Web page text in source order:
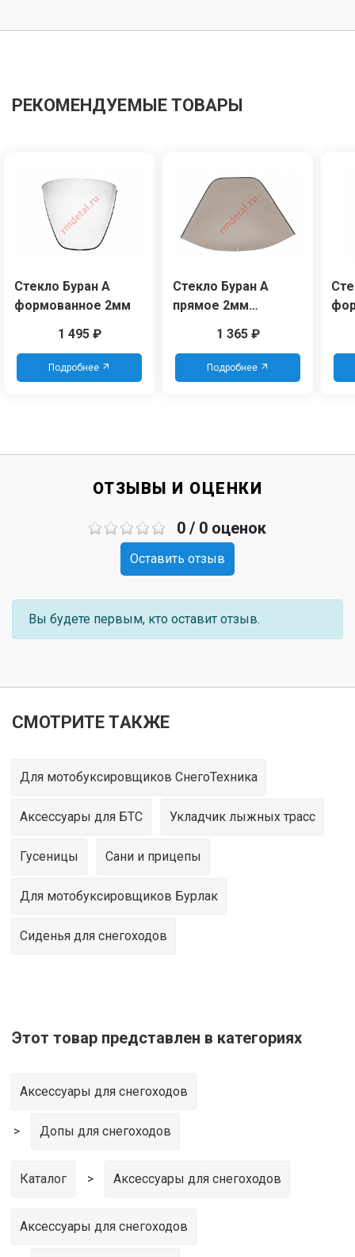
РЕКОМЕНДУЕМЫЕ ТОВАРЫ
Стекло Буран А
формованное 2мм
1 495₽
Подробнее
Стекло Буран А
прямое 2мм
1 365₽
Подробнее
ОТЗЫВЫ И ОЦЕНКИ
0 / 0 оценок
Оставить отзыв
Вы будете первым, кто оставит отзыв.
СМОТРИТЕ ТАКЖЕ
Для мотобуксировщиков СнегоТехника
Аксессуары для БТС Укладчик лыжных трасс
Гусеницы Сани и прицепы
Для мотобуксировщиков Бурлак
Сиденья для снегоходов
Этот товар представлен в категориях
Аксессуары для снегоходов
Допы для снегоходов
Каталог Аксессуары для снегоходов
Аксессуары для снегоходов